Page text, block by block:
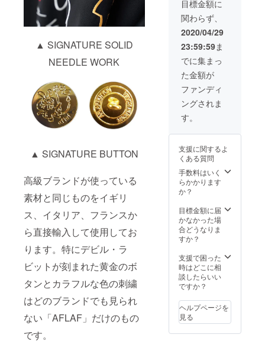
▲ SIGNATURE SOLID
NEEDLE WORK
▲ SIGNATURE BUTTON
高級ブランドが使っている
素材と同じものをイギリ
ス、イタリア、フランスか
ら直接輸入して使用してお
ります。特にデビル・ラ
ビットが刻まれた黄金のボ
タンとカラフルな色の刺繍
はどのブランドでも見られ
ない「AFLAF」だけのもの
です。
目標金額に
関わらず、
2020/04/29
23:59:59ま
でに集まっ
た金額が
ファンディ
ングされま
す。
支援に関するよ
くある質問
手数料はいく
らかかります
か？
目標金額に届
かなかった場
合どうなりま
すか？
支援で困った
時はどこに相
談したらいい
ですか？
ヘルプページを
見る